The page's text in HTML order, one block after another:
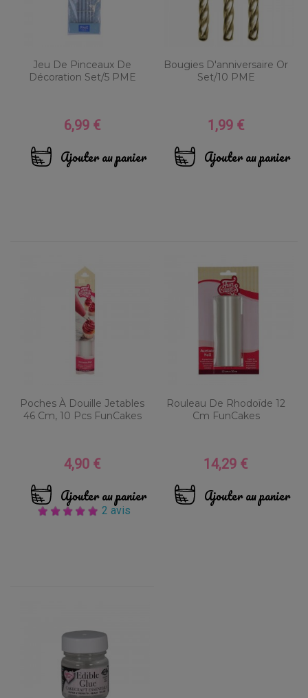
Jeu De Pinceaux De
Décoration Set/5 PME
Prix
6,99 €
Ajouter au panier
Bougies D'anniversaire Or
Set/10 PME
Prix
1,99 €
Ajouter au panier
Poches À Douille Jetables
46 Cm, 10 Pcs FunCakes
Prix
4,90 €
Ajouter au panier
2 avis
Rouleau De Rhodoïde 12
Cm FunCakes
Prix
14,29 €
Ajouter au panier